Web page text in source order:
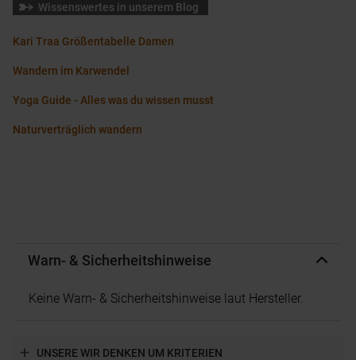
Wissenswertes in unserem Blog
Kari Traa Größentabelle Damen
Wandern im Karwendel
Yoga Guide - Alles was du wissen musst
Naturverträglich wandern
Warn- & Sicherheitshinweise
Keine Warn- & Sicherheitshinweise laut Hersteller.
UNSERE WIR DENKEN UM KRITERIEN